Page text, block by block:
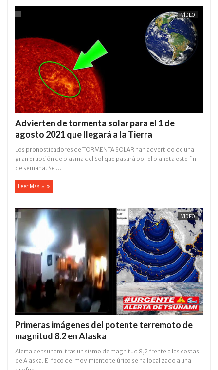
VÍDEO
Advierten de tormenta solar para el 1 de
agosto 2021 que llegará a la Tierra
Los pronosticadores de TORMENTA SOLAR han advertido de una
gran erupción de plasma del Sol que pasará por el planeta este fin
de semana. Se ...
Leer Más »
VÍDEO
Primeras imágenes del potente terremoto de
magnitud 8.2 en Alaska
Alerta de tsunami tras un sismo de magnitud 8,2 frente a las costas
de Alaska. El foco del movimiento telúrico se ha localizado a una